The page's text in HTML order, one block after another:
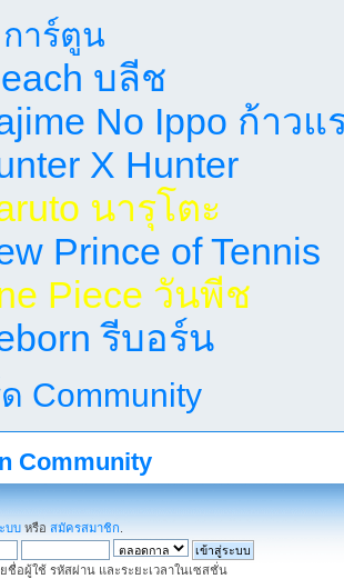
าร์ตูน
บลีช
No Ippo ก้าวแ
X Hunter
นารุโตะ
Prince of Tennis
Piece วันพีช
รีบอร์น
Community
Community
บบ หรือ สมัครสมาชิก
ชื่อผู้ใช้ รหัสผ่าน และระยะเวลาในเซสชั่น